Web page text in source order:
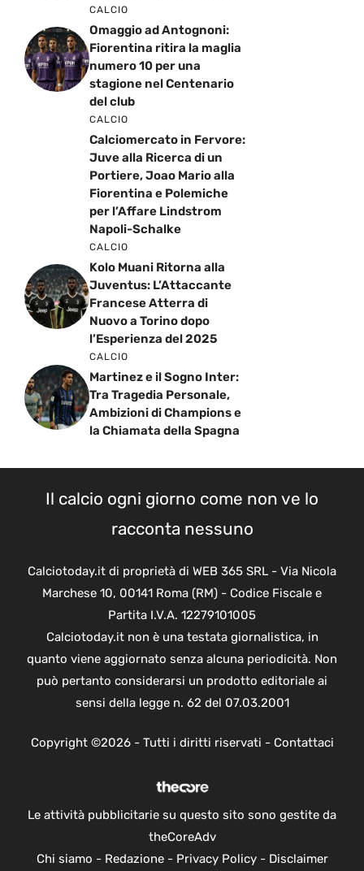
CALCIO
Omaggio ad Antognoni:
Fiorentina ritira la maglia
numero 10 per una
stagione nel Centenario
del club
CALCIO
Calciomercato in Fervore:
Juve alla Ricerca di un
Portiere, Joao Mario alla
Fiorentina e Polemiche
per l’Affare Lindstrom
Napoli-Schalke
CALCIO
Kolo Muani Ritorna alla
Juventus: L’Attaccante
Francese Atterra di
Nuovo a Torino dopo
l’Esperienza del 2025
CALCIO
Martinez e il Sogno Inter:
Tra Tragedia Personale,
Ambizioni di Champions e
la Chiamata della Spagna
Il calcio ogni giorno come non ve lo
racconta nessuno
Calciotoday.it di proprietà di WEB 365 SRL - Via Nicola
Marchese 10, 00141 Roma (RM) - Codice Fiscale e
Partita I.V.A. 12279101005
Calciotoday.it non è una testata giornalistica, in
quanto viene aggiornato senza alcuna periodicità. Non
può pertanto considerarsi un prodotto editoriale ai
sensi della legge n. 62 del 07.03.2001
Copyright ©2026 - Tutti i diritti riservati - Contattaci
Le attività pubblicitarie su questo sito sono gestite da
theCoreAdv
Chi siamo - Redazione- Privacy Policy- Disclaimer